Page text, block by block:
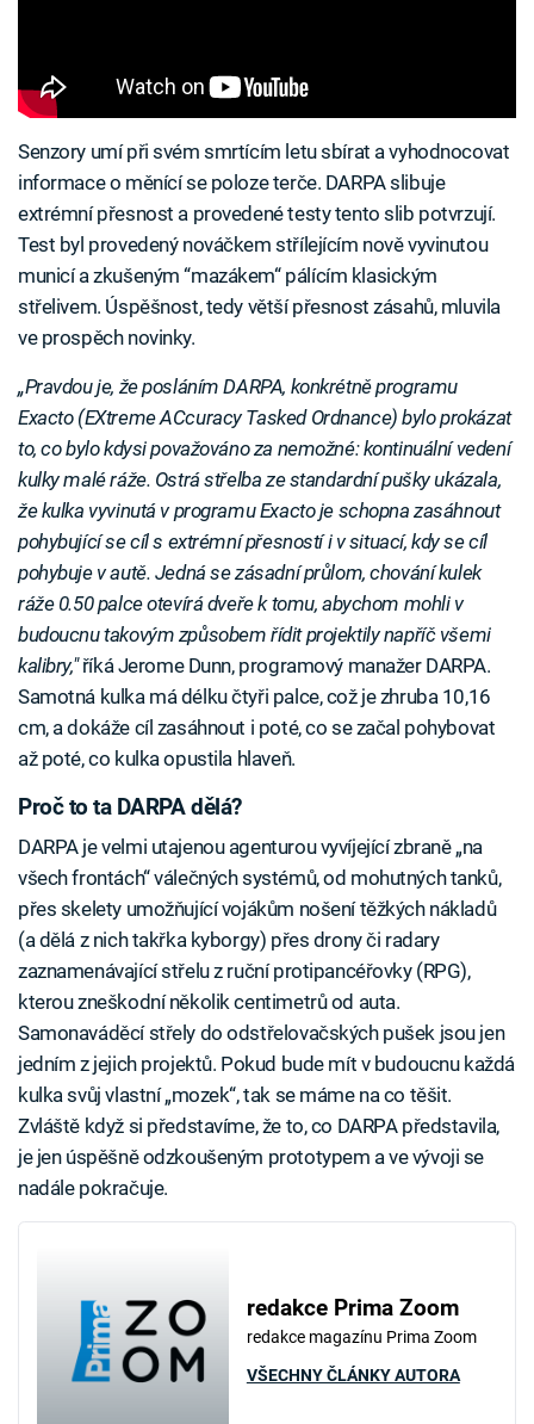
Senzory umí při svém smrtícím letu sbírat a vyhodnocovat
informace o měnící se poloze terče. DARPA slibuje
extrémní přesnost a provedené testy tento slib potvrzují.
Test byl provedený nováčkem střílejícím nově vyvinutou
municí a zkušeným “mazákem“ pálícím klasickým
střelivem. Úspěšnost, tedy větší přesnost zásahů, mluvila
ve prospěch novinky.
„Pravdou je, že posláním DARPA, konkrétně programu
Exacto (EXtreme ACcuracy Tasked Ordnance) bylo prokázat
to, co bylo kdysi považováno za nemožné: kontinuální vedení
kulky malé ráže. Ostrá střelba ze standardní pušky ukázala,
že kulka vyvinutá v programu Exacto je schopna zasáhnout
pohybující se cíl s extrémní přesností i v situací, kdy se cíl
pohybuje v autě. Jedná se zásadní průlom, chování kulek
ráže 0.50 palce otevírá dveře k tomu, abychom mohli v
budoucnu takovým způsobem řídit projektily napříč všemi
kalibry,"říká Jerome Dunn, programový manažer DARPA.
Samotná kulka má délku čtyři palce, což je zhruba 10,16
cm, a dokáže cíl zasáhnout i poté, co se začal pohybovat
až poté, co kulka opustila hlaveň.
Proč to ta DARPA dělá?
DARPA je velmi utajenou agenturou vyvíjející zbraně „na
všech frontách“ válečných systémů, od mohutných tanků,
přes skelety umožňující vojákům nošení těžkých nákladů
(a dělá z nich takřka kyborgy) přes drony či radary
zaznamenávající střelu z ruční protipancéřovky (RPG),
kterou zneškodní několik centimetrů od auta.
Samonaváděcí střely do odstřelovačských pušek jsou jen
jedním z jejich projektů. Pokud bude mít v budoucnu každá
kulka svůj vlastní „mozek“, tak se máme na co těšit.
Zvláště když si představíme, že to, co DARPA představila,
je jen úspěšně odzkoušeným prototypem a ve vývoji se
nadále pokračuje.
redakce Prima Zoom
redakce magazínu Prima Zoom
VŠECHNY ČLÁNKY AUTORA